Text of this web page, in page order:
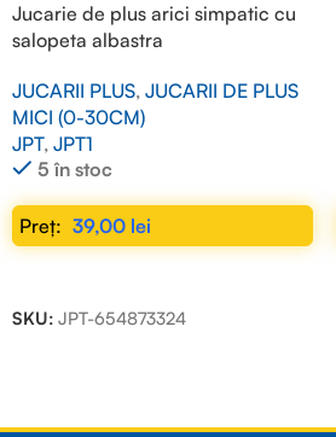
Jucarie de plus arici simpatic cu
salopeta albastra
JUCARII PLUS, JUCARII DE PLUS
MICI (0-30CM)
JPT, JPT1
5 în stoc
39,00 lei
SKU: JPT-654873324